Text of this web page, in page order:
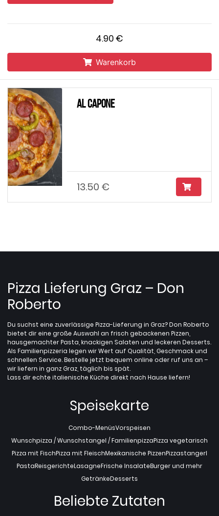
4.90 €
Warenkorb
Al Capone
13.50 €
Pizza Lieferung Graz – Don
Roberto
Du suchst eine zuverlässige Pizza-Lieferung in Graz? Don Roberto
bietet dir eine große Auswahl an frisch gebackenen Pizzen,
hausgemachter Pasta, knackigen Salaten und leckeren Desserts.
Als Familienpizzeria legen wir Wert auf Qualität, Geschmack und
schnellen Service. Bestelle jetzt bequem online oder ruf uns an –
wir liefern in ganz Graz, täglich bis spät.
Lass dir echte italienische Küche direkt nach Hause liefern!
Speisekarte
Combo-MenüsVorspeisen
Wunschpizza / Wunschstangel / FamilienpizzaPizza vegetarisch
Pizza mit FischPizza mit FleischMexikanische PizzenPizzastangerl
PastaReisgerichteLasagneFrische InsalateBurger und mehr
GetränkeDesserts
Beliebte Zutaten